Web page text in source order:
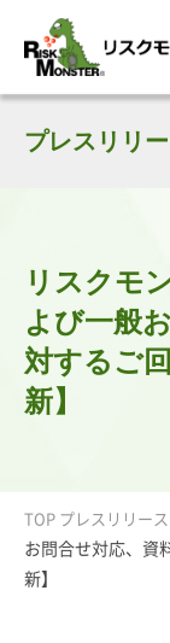
サービス紹介
選ばれる理由
知る・学ぶ
導入事例
企業情報
採用情報
IR情報
お問い合わせ
プレスリリ
リスクモ
よび一般
対するご
新】
TOP プレスリリース
お問合せ対応、資
新】